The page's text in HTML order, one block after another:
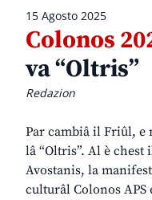
15 Agosto 2025
Colonos
va “Oltris”
Redazion
Par cambiâ il Friûl, e
lâ “Oltris”. Al è chest
Avostanis, la
culturâl Colonos APS